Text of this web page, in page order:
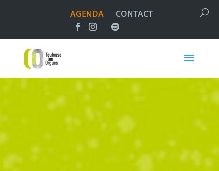
AGENDA CONTACT